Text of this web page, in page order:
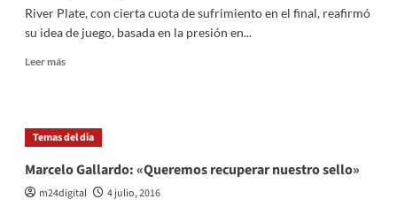
en
River
River Plate, con cierta cuota de sufrimiento en el final, reafirmó
su idea de juego, basada en la presión en...
Leer másLeer
de
San
cayó
en
Temas del dia
Marcelo Gallardo: «Queremos recuperar nuestro sello»
m24digital
4 julio, 2016